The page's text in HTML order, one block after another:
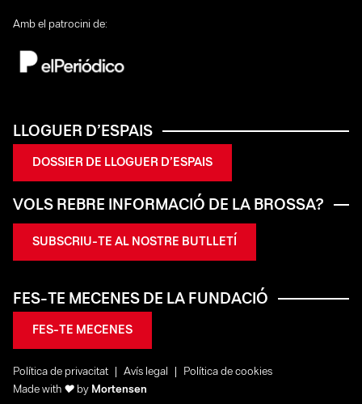
Amb el patrocini de:
LLOGUER D’ESPAIS
DOSSIER DE LLOGUER D’ESPAIS
VOLS REBRE INFORMACIÓ DE LA BROSSA?
SUBSCRIU-TE AL NOSTRE BUTLLETÍ
FES-TE MECENES DE LA FUNDACIÓ
FES-TE MECENES
Política de privacitat Avís legal
Política de cookies
Made with ♥ by Mortensen